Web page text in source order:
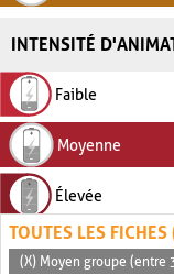
INTENSITÉ
Faible
Moyenne
Élevée
TOUTES LES
(X) Moyen groupe (entre